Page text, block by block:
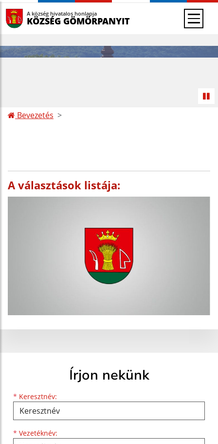
A község hivatalos honlapja
KÖZSÉG GÖMÖRPANYIT
Bevezetés
A választások listája:
Írjon nekünk
* Keresztnév:
Keresztnév
* Vezetéknév:
Vezetéknév
E-mail cím